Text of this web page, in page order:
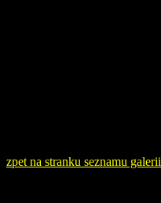
zpet na stranku seznamu galerii